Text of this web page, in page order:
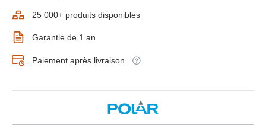
25 000+ produits disponibles
Garantie de 1 an
Paiement après livraison